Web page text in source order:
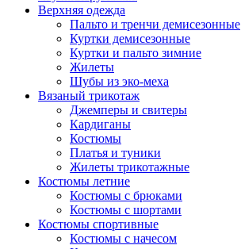
Верхняя одежда
Пальто и тренчи демисезонные
Куртки демисезонные
Куртки и пальто зимние
Жилеты
Шубы из эко-меха
Вязаный трикотаж
Джемперы и свитеры
Кардиганы
Костюмы
Платья и туники
Жилеты трикотажные
Костюмы летние
Костюмы с брюками
Костюмы с шортами
Костюмы спортивные
Костюмы с начесом